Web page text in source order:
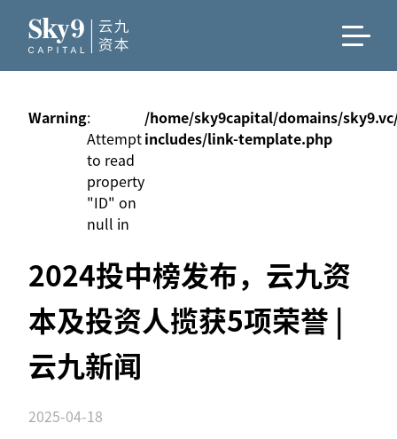
Warning:
Attempt
to read
property
"ID" on
null in
/home/sky9capital/domains/
includes/link-template.php
2024投中榜发布，云九资
本及投资人揽获5项荣誉 |
云九新闻
2025-04-18